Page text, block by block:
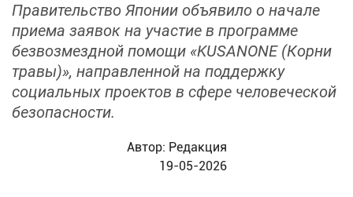
Правительство Японии объявило о начале
приема заявок на участие в программе
безвозмездной помощи «KUSANONE (Корни
травы)», направленной на поддержку
социальных проектов в сфере человеческой
безопасности.
Автор: Редакция
19-05-2026